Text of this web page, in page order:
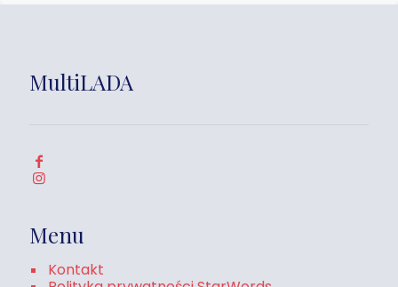
MultiLADA
Menu
Kontakt